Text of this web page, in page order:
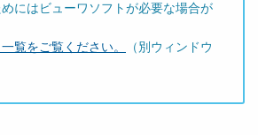
にはビューワソフトが必要な場合が
覧をご覧ください。
（別ウィンドウ